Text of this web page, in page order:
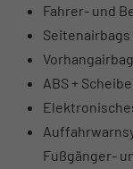
Fahrer- und
ABS +
Fußgänger-